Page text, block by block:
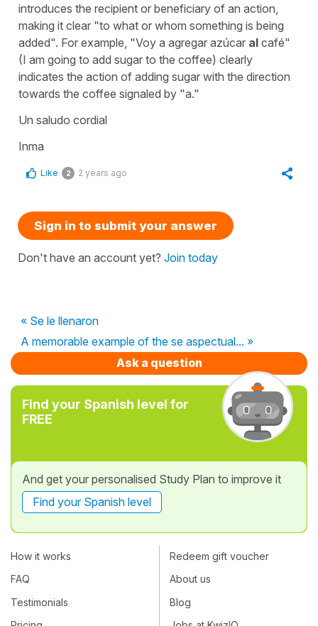
introduces the recipient or beneficiary of an action,
making it clear "to what or whom something is being
added". For example, "Voy a agregar azúcar al café"
(I am going to add sugar to the coffee) clearly
indicates the action of adding sugar with the direction
towards the coffee signaled by "a."
Un saludo cordial
Inma
Like 2 2 years ago
Sign in to submit your answer
Don't have an account yet? Join today
« Se le llenaron
A memorable example of the se aspectual... »
Ask a question
Find your Spanish level for
FREE
And get your personalised Study Plan to improve it
Find your Spanish level
How it works
FAQ
Testimonials
Redeem gift voucher
About us
Blog